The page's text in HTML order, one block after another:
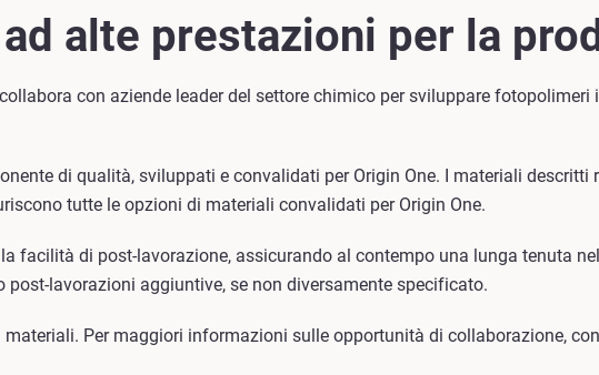
alte prestazioni per la
con aziende leader del settore chimico per sviluppare
di qualità, sviluppati e convalidati per Origin One. I materiali descritti
tutte le opzioni di materiali convalidati per Origin One.
facilità di post-lavorazione, assicurando al contempo una lunga tenuta
lavorazioni aggiuntive, se non diversamente specificato.
Per maggiori informazioni sulle opportunità di collaborazione,